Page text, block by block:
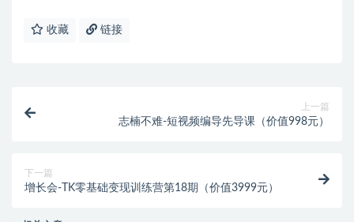
收藏 链接
上一篇
志楠不难-短视频编导先导课（价值998元）
下一篇
增长会-TK零基础变现训练营第18期（价值3999元）